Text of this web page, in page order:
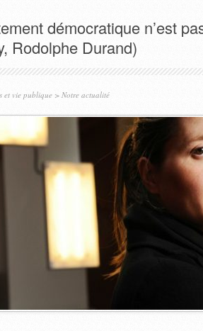
démocratique n’est
Rodolphe Durand)
et vie publique > Notre actualité